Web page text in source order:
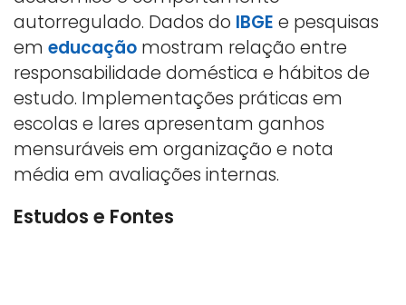
autorregulado. Dados do IBGE e pesquisas
em educação mostram relação entre
responsabilidade doméstica e hábitos de
estudo. Implementações práticas em
escolas e lares apresentam ganhos
mensuráveis em organização e nota
média em avaliações internas.
Estudos e Fontes